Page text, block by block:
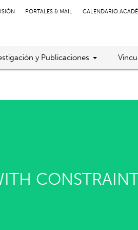
PORTALES & MAIL CALENDARIO
y Publicaciones